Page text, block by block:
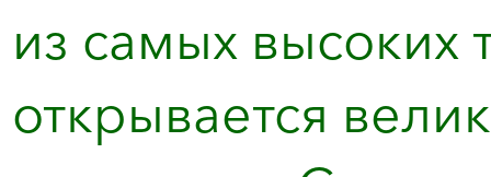
из самых высоких
открывается